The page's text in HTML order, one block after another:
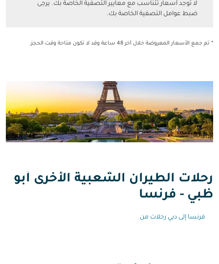
لا توجد أسعار تتناسب مع معايير التصفية الخاصة بك. يرجى
ضبط عوامل التصفية الخاصة بك.
* تم جمع الأسعار المعروضة خلال آخر 48 ساعة وقد لا تكون متاحة وقت الحجز.
رحلات الطيران الشعبية الأخرى أبو
ظبي - فرنسا
فرنسا إلى دبي رحلات من